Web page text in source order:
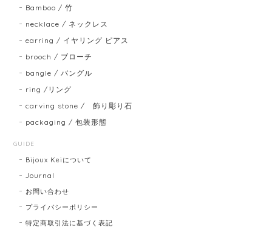
Bamboo / 竹
necklace / ネックレス
earring / イヤリング ピアス
brooch / ブローチ
bangle / バングル
ring /リング
carving stone / 飾り彫り石
packaging / 包装形態
GUIDE
Bijoux Keiについて
Journal
お問い合わせ
プライバシーポリシー
特定商取引法に基づく表記